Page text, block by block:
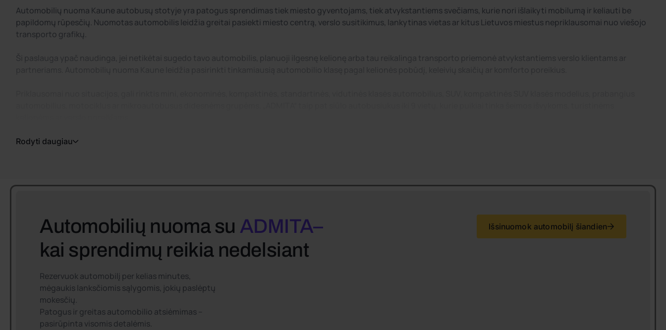
Automobilių nuoma Kaune autobusų stotyje yra patogus sprendimas tiek miesto gyventojams, tiek atvykstantiems svečiams, kurie nori išlaikyti mobilumą ir keliauti be
papildomų rūpesčių. Nuomotas automobilis leidžia greitai pasiekti miesto centrą, verslo susitikimus, lankytinas vietas ar kitus Lietuvos miestus nepriklausomai nuo viešojo
transporto grafikų.
Rodyti daugiau
Automobilių nuoma su ADMITA–
kai sprendimų reikia nedelsiant
Rezervuok automobilį per kelias minutes,
mėgaukis lanksčiomis sąlygomis, jokių paslėptų
mokesčių.
Patogus ir greitas automobilio atsiėmimas –
pasirūpinta visomis detalėmis.
Išsinuomok automobilį šiandien